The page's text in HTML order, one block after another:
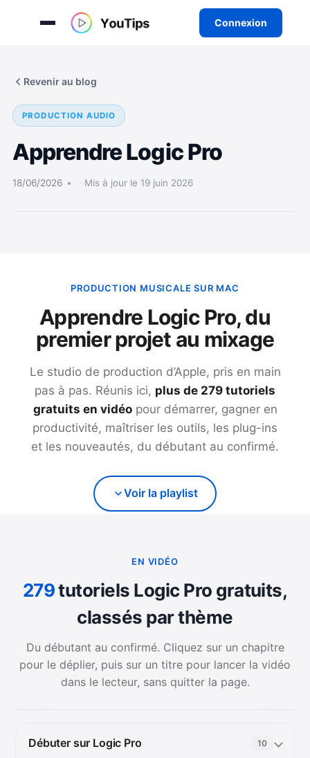
Connexion
Revenir au blog
PRODUCTION AUDIO
Apprendre Logic Pro
18/06/2026 Mis à jour le 19 juin 2026
PRODUCTION MUSICALE SUR MAC
Apprendre Logic Pro, du
premier projet au mixage
Le studio de production d’Apple, pris en main
pas à pas. Réunis ici, plus de 279 tutoriels
gratuits en vidéopour démarrer, gagner en
productivité, maîtriser les outils, les plug-ins
et les nouveautés, du débutant au confirmé.
Voir la playlist
EN VIDÉO
279tutoriels Logic Pro gratuits,
classés par thème
Du débutant au confirmé. Cliquez sur un chapitre
pour le déplier, puis sur un titre pour lancer la vidéo
dans le lecteur, sans quitter la page.
Débuter sur Logic Pro 10